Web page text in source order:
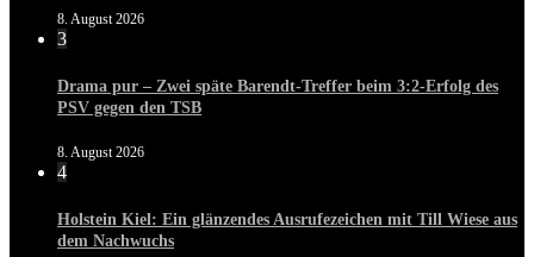
8. August 2026
3
Drama pur – Zwei späte Barendt-Treffer beim 3:2-Erfolg des
PSV gegen den TSB
8. August 2026
4
Holstein Kiel: Ein glänzendes Ausrufezeichen mit Till Wiese aus
dem Nachwuchs